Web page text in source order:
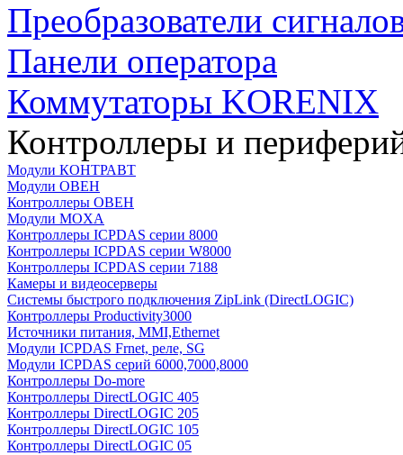
Преобразователи
Панели оператора
Коммутаторы KORENIX
Контроллеры и
Модули КОНТРАВТ
Модули ОВЕН
Контроллеры ОВЕН
Модули MOXA
Контроллеры ICPDAS серии 8000
Контроллеры ICPDAS серии W8000
Контроллеры ICPDAS серии 7188
Камеры и видеосерверы
Системы быстрого подключения ZipLink (DirectLOGIC)
Контроллеры Productivity3000
Источники питания, MMI,Ethernet
Модули ICPDAS Frnet, реле, SG
Модули ICPDAS серий 6000,7000,8000
Контроллеры Do-more
Контроллеры DirectLOGIC 405
Контроллеры DirectLOGIC 205
Контроллеры DirectLOGIC 105
Контроллеры DirectLOGIC 05